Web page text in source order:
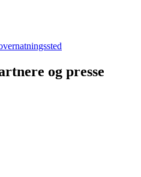
og presse